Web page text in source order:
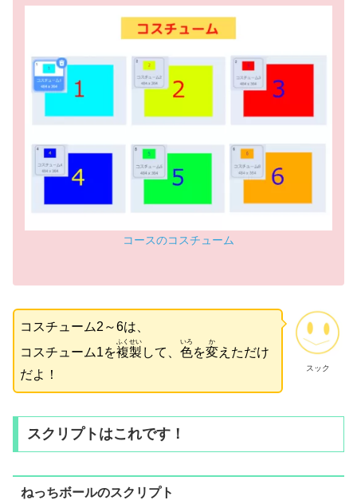
コースのコスチューム
スック
コスチューム2～6は、
コスチューム1を複製
ふくせい
して、 色
いろ
を変
か
えただけ
だよ！
スクリプトはこれです！
ねっちボールのスクリプト